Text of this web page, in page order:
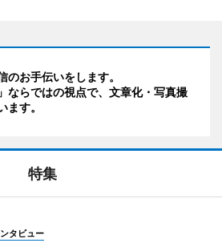
のお手伝いをします。
ならではの視点で、文章化・写真撮
ます。
特集
タビュー